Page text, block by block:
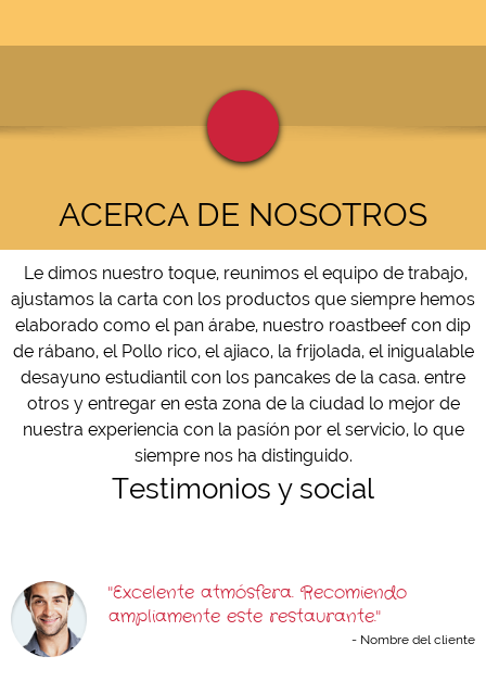
ACERCA DE NOSOTROS
Le dimos nuestro toque, reunimos el equipo de trabajo,
ajustamos la carta con los productos que siempre hemos
elaborado como el pan árabe, nuestro roastbeef con dip
de rábano, el Pollo rico, el ajiaco, la frijolada, el inigualable
desayuno estudiantil con los pancakes de la casa. entre
otros y entregar en esta zona de la ciudad lo mejor de
nuestra experiencia con la pasíón por el servicio, lo que
siempre nos ha distinguido.
Testimonios y social
"Excelente atmósfera. Recomiendo
ampliamente este restaurante."
- Nombre del cliente